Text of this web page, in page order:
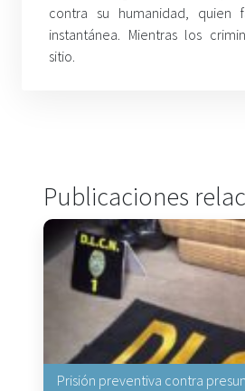
contra su humanidad, quien
instantánea. Mientras los
sitio.
Publicaciones
Prisión preventiva contra